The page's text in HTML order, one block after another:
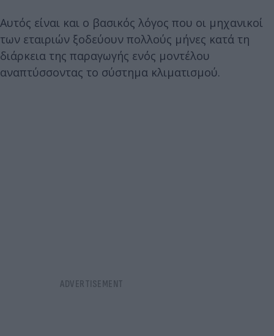
Αυτός είναι και ο βασικός λόγος που οι μηχανικοί
των εταιριών ξοδεύουν πολλούς μήνες κατά τη
διάρκεια της παραγωγής ενός μοντέλου
αναπτύσσοντας το σύστημα κλιματισμού.